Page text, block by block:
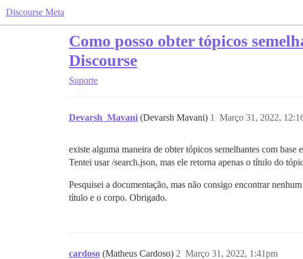
Discourse Meta
Como posso obter tópicos
Discourse
Suporte
Devarsh_Mavani (Devarsh Mavani) Março 31, 2022,
1
existe alguma maneira de obter tópicos semelhantes com base
Tentei usar /search.json, mas ele retorna apenas o título do
Pesquisei a documentação, mas não consigo encontrar
título e o corpo. Obrigado.
cardoso (Matheus Cardoso) Março 31, 2022, 1:41pm
2